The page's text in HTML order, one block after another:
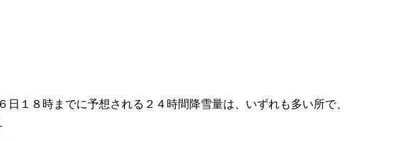
日１８時までに予想される２４時間降雪量は、いずれも多い所で、